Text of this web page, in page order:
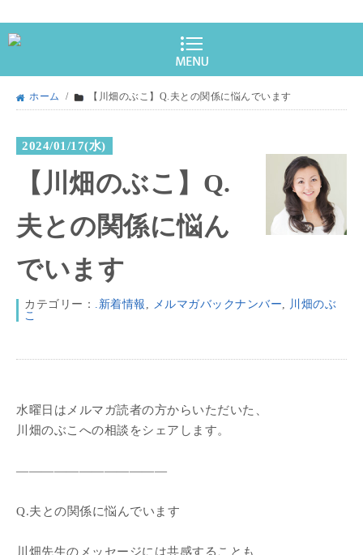
ホーム / 【川畑のぶこ】Q.夫との関係に悩んでいます
2024/01/17(水)
【川畑のぶこ】Q.
夫との関係に悩ん
でいます
カテゴリー： .新着情報 , メルマガバックナンバー, 川畑のぶ
こ
水曜日はメルマガ読者の方からいただいた、
川畑のぶこへの相談をシェアします。
————————————
Q.夫との関係に悩んでいます
川畑先生のメッセージには共感することも